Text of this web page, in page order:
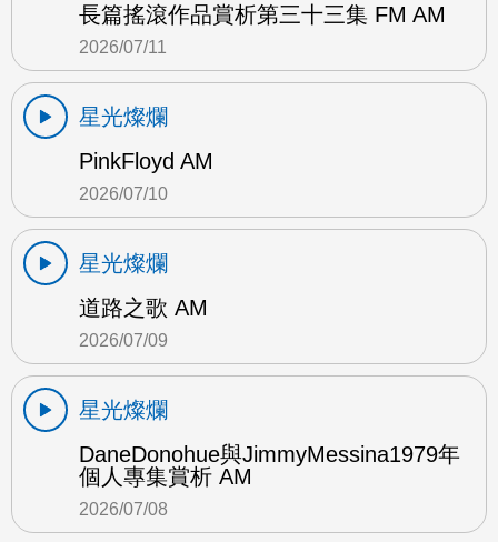
長篇搖滾作品賞析第三十三集 FM AM
2026/07/11
星光燦爛
PinkFloyd AM
2026/07/10
星光燦爛
道路之歌 AM
2026/07/09
星光燦爛
DaneDonohue與JimmyMessina1979年
個人專集賞析 AM
2026/07/08